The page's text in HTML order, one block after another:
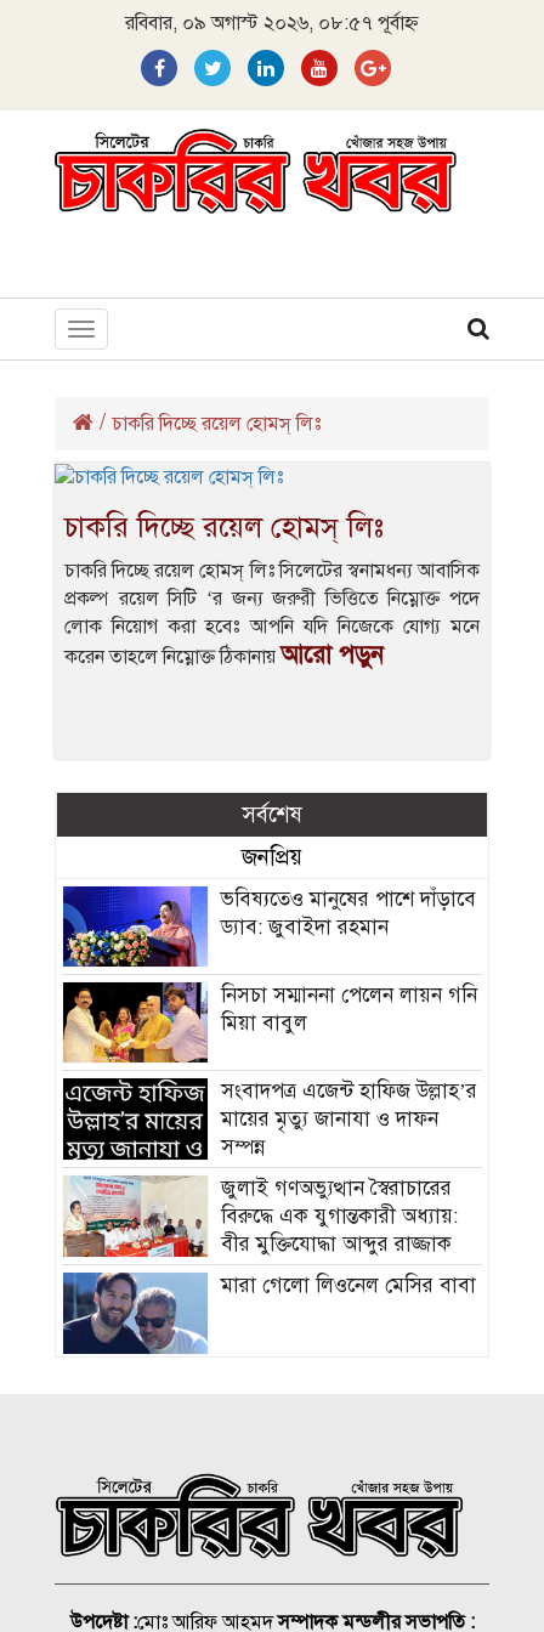
রবিবার, ০৯ অগাস্ট ২০২৬, ০৮:৫৭ পূর্বাহ্ন
Toggle
navigation
/ চাকরি দিচ্ছে রয়েল হোমস্ লিঃ
চাকরি দিচ্ছে রয়েল হোমস্ লিঃ
চাকরি দিচ্ছে রয়েল হোমস্ লিঃ সিলেটের স্বনামধন্য আবাসিক
প্রকল্প রয়েল সিটি ‘র জন্য জরুরী ভিত্তিতে নিম্নোক্ত পদে
লোক নিয়োগ করা হবেঃ আপনি যদি নিজেকে যোগ্য মনে
করেন তাহলে নিম্নোক্ত ঠিকানায়আরো পড়ুন
সর্বশেষ
জনপ্রিয়
ভবিষ্যতেও মানুষের পাশে দাঁড়াবে
ড্যাব: জুবাইদা রহমান
নিসচা সম্মাননা পেলেন লায়ন গনি
মিয়া বাবুল
সংবাদপত্র এজেন্ট হাফিজ উল্লাহ’র
মায়ের মৃত্যু জানাযা ও দাফন
সম্পন্ন
জুলাই গণঅভ্যুত্থান স্বৈরাচারের
বিরুদ্ধে এক যুগান্তকারী অধ্যায়:
বীর মুক্তিযোদ্ধা আব্দুর রাজ্জাক
মারা গেলো লিওনেল মেসির বাবা
হাম ও উপসর্গে আরও ৪ শিশুর
মৃত্যু, নতুন রোগী ৭৭৬
উপদেষ্টা :মোঃ আরিফ আহমদসম্পাদক মন্ডলীর সভাপতি :